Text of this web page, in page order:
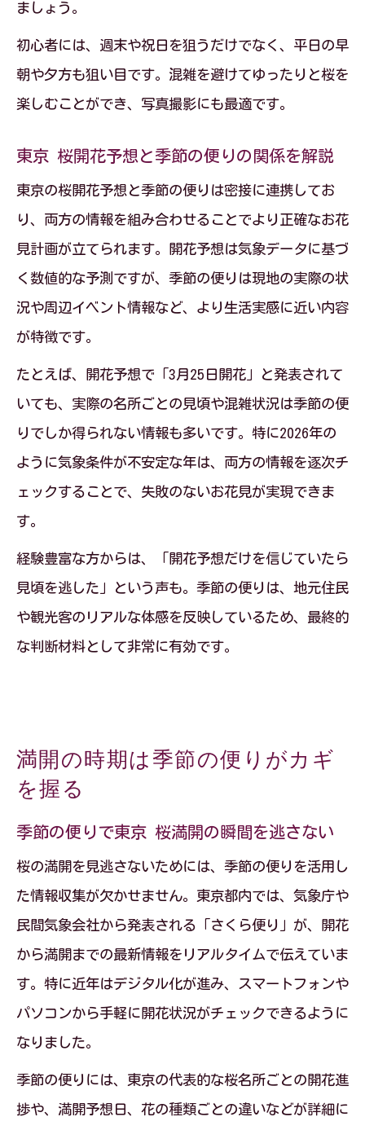
ましょう。
初心者には、週末や祝日を狙うだけでなく、平日の早
朝や夕方も狙い目です。混雑を避けてゆったりと桜を
楽しむことができ、写真撮影にも最適です。
東京 桜開花予想と季節の便りの関係を解説
東京の桜開花予想と季節の便りは密接に連携してお
り、両方の情報を組み合わせることでより正確なお花
見計画が立てられます。開花予想は気象データに基づ
く数値的な予測ですが、季節の便りは現地の実際の状
況や周辺イベント情報など、より生活実感に近い内容
が特徴です。
たとえば、開花予想で「3月25日開花」と発表されて
いても、実際の名所ごとの見頃や混雑状況は季節の便
りでしか得られない情報も多いです。特に2026年の
ように気象条件が不安定な年は、両方の情報を逐次チ
ェックすることで、失敗のないお花見が実現できま
す。
経験豊富な方からは、「開花予想だけを信じていたら
見頃を逃した」という声も。季節の便りは、地元住民
や観光客のリアルな体感を反映しているため、最終的
な判断材料として非常に有効です。
満開の時期は季節の便りがカギ
を握る
季節の便りで東京 桜満開の瞬間を逃さない
桜の満開を見逃さないためには、季節の便りを活用し
た情報収集が欠かせません。東京都内では、気象庁や
民間気象会社から発表される「さくら便り」が、開花
から満開までの最新情報をリアルタイムで伝えていま
す。特に近年はデジタル化が進み、スマートフォンや
パソコンから手軽に開花状況がチェックできるように
なりました。
季節の便りには、東京の代表的な桜名所ごとの開花進
捗や、満開予想日、花の種類ごとの違いなどが詳細に